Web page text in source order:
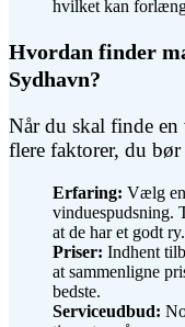
hvilket kan
Hvordan finder
Sydhavn?
Når du skal finde
flere faktorer, du
Erfaring: Vælg
vinduespudsning.
at de har et godt ry.
Priser: Indhent
at sammenligne
bedste.
Serviceudbud: